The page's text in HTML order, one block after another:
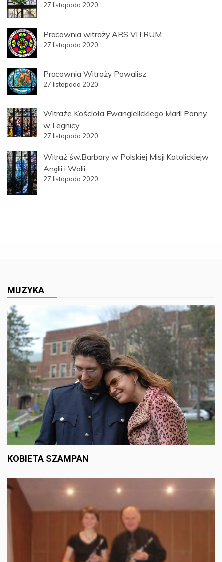
27 listopada 2020
Pracownia witraży ARS VITRUM
27 listopada 2020
Pracownia Witraży Powalisz
27 listopada 2020
Witraże Kościoła Ewangielickiego Marii Panny
w Legnicy
27 listopada 2020
Witraż św.Barbary w Polskiej Misji Katolickiejw
Anglii i Walii
27 listopada 2020
MUZYKA
KOBIETA SZAMPAN